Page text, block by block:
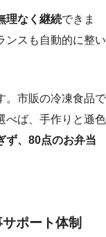
理なく継続できま
ンスも自動的に整い
。市販の冷凍食品で
べば、手作りと遜色
ず、80点のお弁当
ポート体制